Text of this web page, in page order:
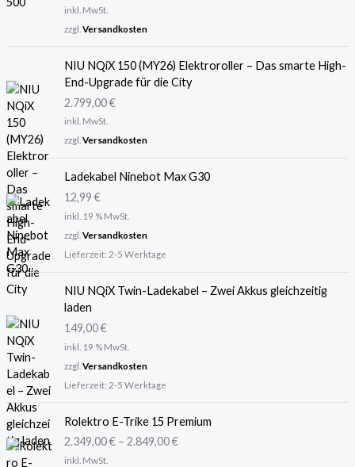
inkl. MwSt.
zzgl. Versandkosten
NIU NQiX 150 (MY26) Elektroroller – Das smarte High-
End-Upgrade für die City
2.799,00€
inkl. MwSt.
zzgl. Versandkosten
Ladekabel Ninebot Max G30
12,99€
inkl. 19 % MwSt.
zzgl. Versandkosten
Lieferzeit: 2-5 Werktage
NIU NQiX Twin-Ladekabel – Zwei Akkus gleichzeitig
laden
149,00€
inkl. 19 % MwSt.
zzgl. Versandkosten
Lieferzeit: 2-5 Werktage
Rolektro E-Trike 15 Premium
2.349,00€– 2.849,00€
inkl. MwSt.